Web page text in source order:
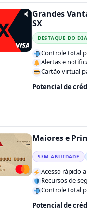
Grandes
SX
DESTAQUE DO DIA
Controle total
Alertas e
Cartão virtual
Potencial de
Maiores e
SEM ANUIDADE
Acesso rápido
Recursos de
Controle total
Potencial de